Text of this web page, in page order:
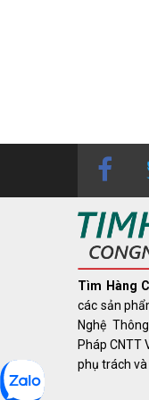
Tìm Hàng
các sản
Nghệ
Pháp CNTT
phụ trách và